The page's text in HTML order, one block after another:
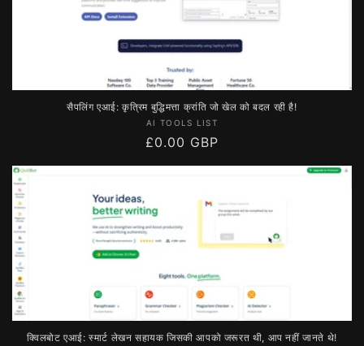
सैपलिंग एआई: कृत्रिम बुद्धिमत्ता क्रांति जो खेल को बदल रही है!
विक्रेता:
AI TOOLS LIST
नियमित
£0.00 GBP
क्विलबोट एआई: स्मार्ट लेखन सहायक जिसकी आपको जरूरत थी, आप नहीं जानते थे!